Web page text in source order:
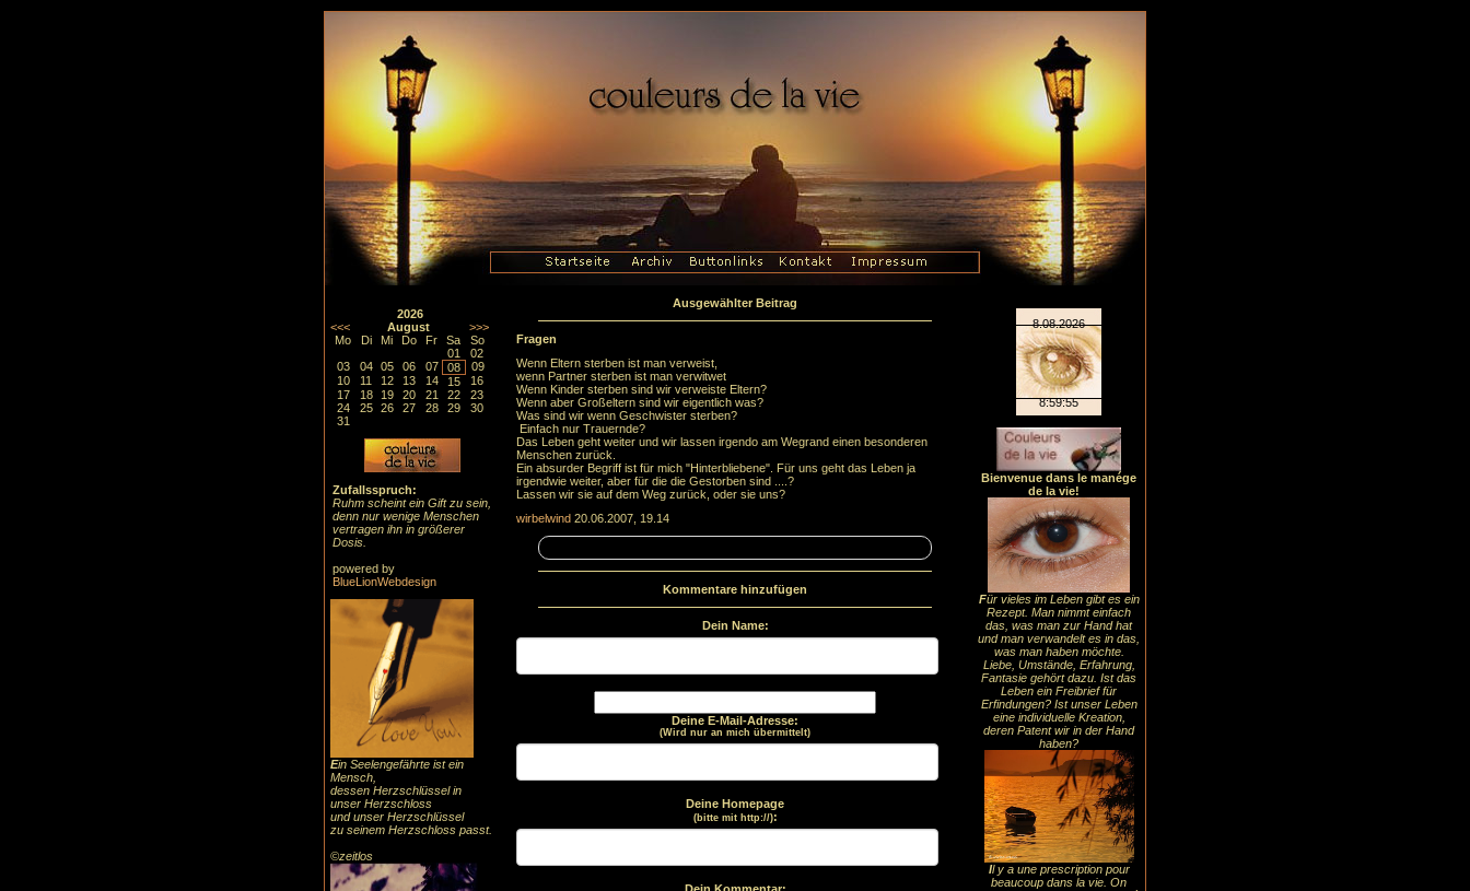
2026
<<<
August
>>>
Mo
Di Mi Do Fr Sa
So
01
02
03
04 05 06 07 08
09
10
11 12 13 14 15
16
17
18 19 20 21 22
23
24
25 26 27 28 29
30
31
Zufallsspruch:
Ruhm scheint ein Gift zu sein,
denn nur wenige Menschen
vertragen ihn in größerer
Dosis.
powered by
BlueLionWebdesign
Ein Seelengefährte ist ein
Mensch,
dessen Herzschlüssel in
unser Herzschloss
und unser Herzschlüssel
zu seinem Herzschloss passt.
©zeitlos
Ausgewählter Beitrag
Fragen
Wenn Eltern sterben ist man verweist,
wenn Partner sterben ist man verwitwet
Wenn Kinder sterben sind wir verweiste Eltern?
Wenn aber Großeltern sind wir eigentlich was?
Was sind wir wenn Geschwister sterben?
Einfach nur Trauernde?
Das Leben geht weiter und wir lassen irgendo am Wegrand einen besonderen
Menschen zurück.
Ein absurder Begriff ist für mich "Hinterbliebene". Für uns geht das Leben ja
irgendwie weiter, aber für die die Gestorben sind ....?
Lassen wir sie auf dem Weg zurück, oder sie uns?
wirbelwind 20.06.2007, 19.14
Kommentare hinzufügen
Dein Name:
Deine E-Mail-Adresse:
(Wird nur an mich übermittelt)
Deine Homepage
(bitte mit http://):
Bienvenue dans le manége
de la vie!
Für vieles im Leben gibt es ein
Rezept. Man nimmt einfach
das, was man zur Hand hat
und man verwandelt es in das,
was man haben möchte.
Liebe, Umstände, Erfahrung,
Fantasie gehört dazu. Ist das
Leben ein Freibrief für
Erfindungen? Ist unser Leben
eine individuelle Kreation,
deren Patent wir in der Hand
haben?
Il y a une prescription pour
beaucoup dans la vie. On